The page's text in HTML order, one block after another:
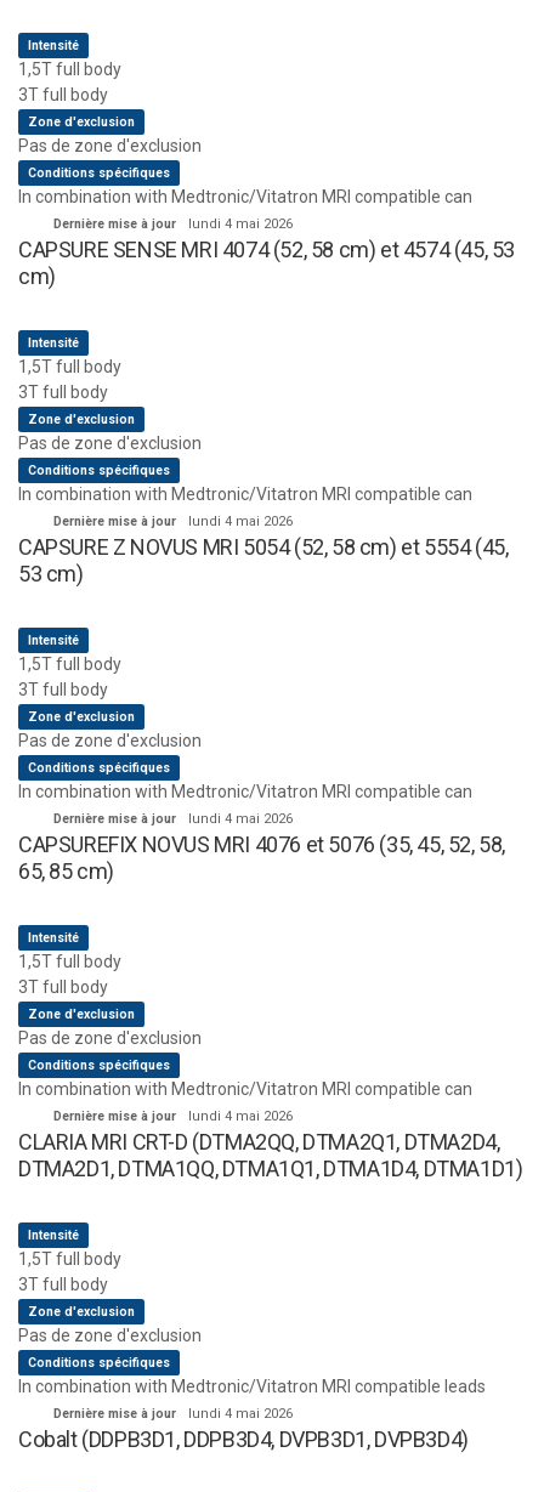
Intensité
1,5T full body
3T full body
Zone d'exclusion
Pas de zone d'exclusion
Conditions spécifiques
In combination with Medtronic/Vitatron MRI compatible can
Dernière mise à jour lundi 4 mai 2026
CAPSURE SENSE MRI 4074 (52, 58 cm) et 4574 (45, 53
cm)
Intensité
1,5T full body
3T full body
Zone d'exclusion
Pas de zone d'exclusion
Conditions spécifiques
In combination with Medtronic/Vitatron MRI compatible can
Dernière mise à jour lundi 4 mai 2026
CAPSURE Z NOVUS MRI 5054 (52, 58 cm) et 5554 (45,
53 cm)
Intensité
1,5T full body
3T full body
Zone d'exclusion
Pas de zone d'exclusion
Conditions spécifiques
In combination with Medtronic/Vitatron MRI compatible can
Dernière mise à jour lundi 4 mai 2026
CAPSUREFIX NOVUS MRI 4076 et 5076 (35, 45, 52, 58,
65, 85 cm)
Intensité
1,5T full body
3T full body
Zone d'exclusion
Pas de zone d'exclusion
Conditions spécifiques
In combination with Medtronic/Vitatron MRI compatible can
Dernière mise à jour lundi 4 mai 2026
CLARIA MRI CRT-D (DTMA2QQ, DTMA2Q1, DTMA2D4,
DTMA2D1, DTMA1QQ, DTMA1Q1, DTMA1D4, DTMA1D1)
Intensité
1,5T full body
3T full body
Zone d'exclusion
Pas de zone d'exclusion
Conditions spécifiques
In combination with Medtronic/Vitatron MRI compatible leads
Dernière mise à jour lundi 4 mai 2026
Cobalt (DDPB3D1, DDPB3D4, DVPB3D1, DVPB3D4)